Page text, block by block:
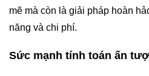
mẽ mà còn là giải pháp hoàn
năng và chi phí.
Sức mạnh tính toán ấn